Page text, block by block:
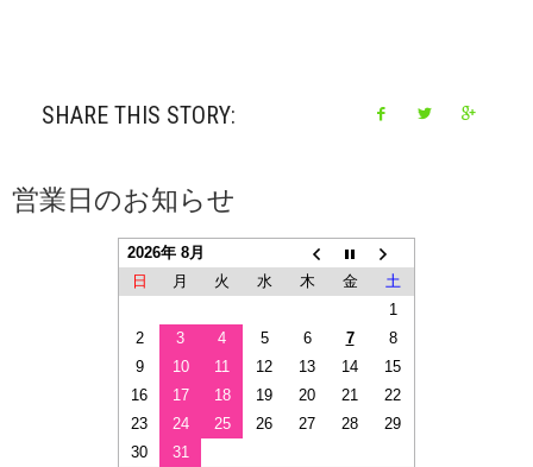
SHARE THIS STORY:
営業日のお知らせ
2026年 8月
日
月 火 水 木 金
土
1
2
3 4 5 6 7
8
9
10 11 12 13 14
15
16
17 18 19 20 21
22
23
24 25 26 27 28
29
30
31